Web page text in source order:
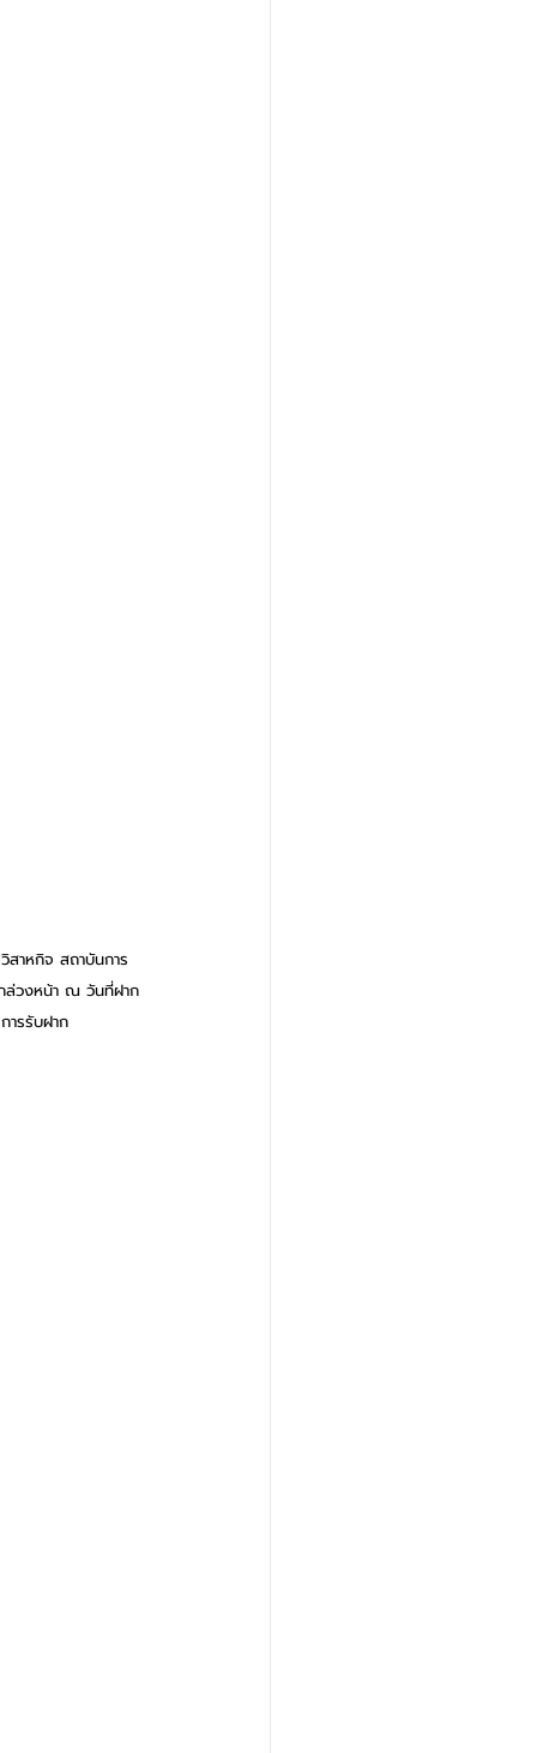
าหกิจ สถาบันการ
ล่วงหน้า ณ วันที่ฝาก
ารรับฝาก